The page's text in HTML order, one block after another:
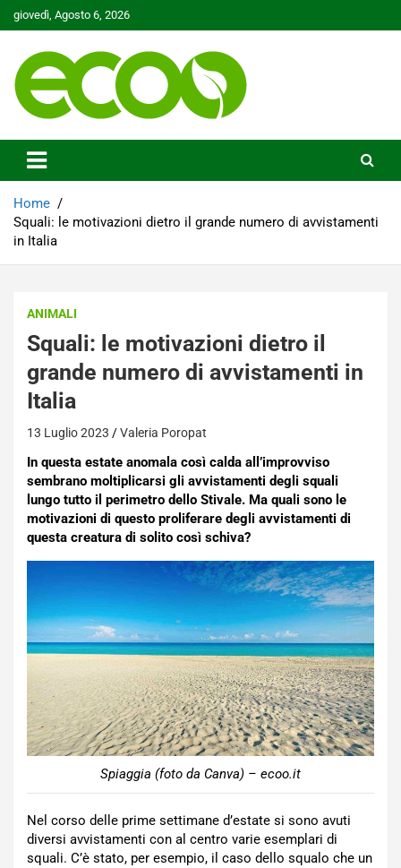
Skip
to
giovedì, Agosto 6, 2026
Ecoo.it
Home
Squali: le motivazioni dietro il grande numero di avvistamenti
in Italia
ANIMALI
Squali: le motivazioni dietro il
grande numero di avvistamenti in
Italia
13 Luglio 2023 Valeria Poropat
In questa estate anomala così calda all’improvviso
sembrano moltiplicarsi gli avvistamenti degli squali
lungo tutto il perimetro dello Stivale. Ma quali sono le
motivazioni di questo proliferare degli avvistamenti di
questa creatura di solito così schiva?
Spiaggia (foto da Canva) – ecoo.it
Nel corso delle prime settimane d’estate si sono avuti
diversi avvistamenti con al centro varie esemplari di
squali. C’è stato, per esempio, il caso dello squalo che un